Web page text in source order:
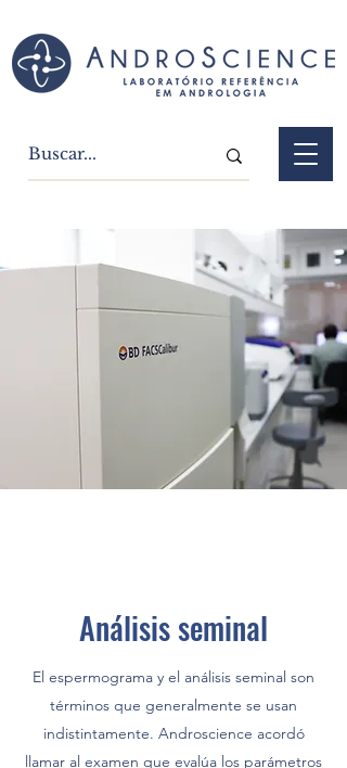
Análisis seminal
El espermograma y el análisis seminal son
términos que generalmente se usan
indistintamente. Androscience acordó
llamar al examen que evalúa los parámetros